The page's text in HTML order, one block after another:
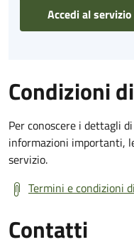
Accedi al servizio
Condizioni
Per conoscere i dettagli
informazioni importanti,
servizio.
Termini e condizioni
Contatti